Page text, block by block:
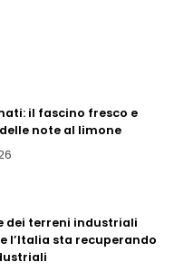
il fascino fresco e
note al limone
dei terreni industriali
l’Italia sta recuperando